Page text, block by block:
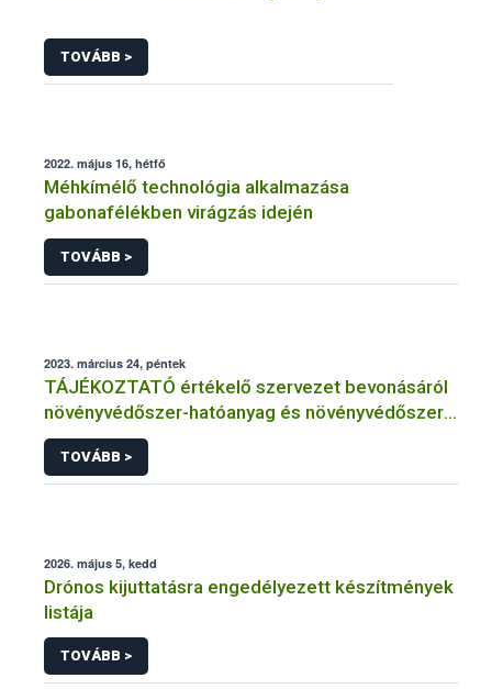
TOVÁBB >
2022. május 16, hétfő
Méhkímélő technológia alkalmazása
gabonafélékben virágzás idején
TOVÁBB >
2023. március 24, péntek
TÁJÉKOZTATÓ értékelő szervezet bevonásáról
növényvédőszer-hatóanyag és növényvédőszer
engedélyezésére, továbbá a meglévő engedély
meghosszabbítására vagy módosítására irányuló
eljárásba
TOVÁBB >
2026. május 5, kedd
Drónos kijuttatásra engedélyezett készítmények
listája
TOVÁBB >